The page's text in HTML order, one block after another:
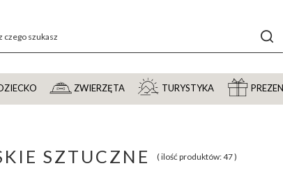
ZWIERZĘTA TURYSTYKA
SZTUCZNE ( ilość produktów:47)
produktów